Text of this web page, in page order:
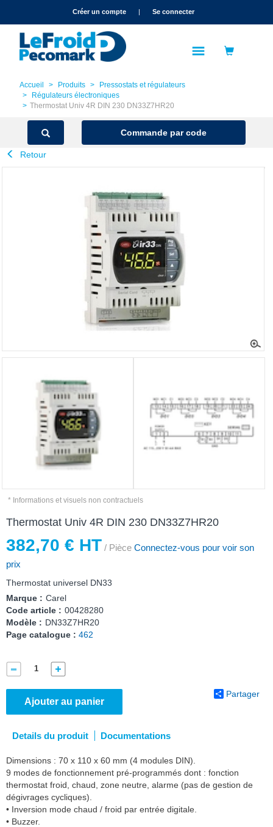
text.skipToNavigationCréer un compte | Se connecter
Accueil Produits
Pressostats et régulateurs
Régulateurs électroniques
Thermostat Univ 4R DIN 230 DN33Z7HR20
Commande par code
Retour
* Informations et visuels non contractuels
Thermostat Univ 4R DIN 230 DN33Z7HR20
382,70 € HT / Pièce Connectez-vous pour voir son
prix
Thermostat universel DN33
Marque : Carel
Code article : 00428280
Modèle : DN33Z7HR20
Page catalogue : 462
Ajouter au panier
Partager
Details du produit Documentations
Dimensions : 70 x 110 x 60 mm (4 modules DIN).
9 modes de fonctionnement pré-programmés dont : fonction
thermostat froid, chaud, zone neutre, alarme (pas de gestion de
dégivrages cycliques).
• Inversion mode chaud / froid par entrée digitale.
• Buzzer.